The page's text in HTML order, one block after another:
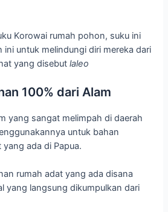
Korowai rumah pohon, suku ini
ini untuk melindungi diri mereka dari
yang disebutlaleo
100% dari Alam
yang sangat melimpah di daerah
untuk bahan
ada di Papua.
rumah adat yang ada disana
yang langsung dikumpulkan dari